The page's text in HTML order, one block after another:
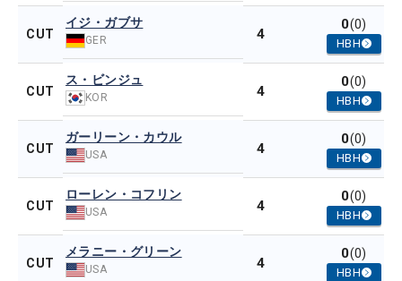
CUT
イジ・ガブサ
GER 4
0(0)
HBH
CUT
ス・ビンジュ
KOR 4
0(0)
HBH
CUT
ガーリーン・カウル
USA 4
0(0)
HBH
CUT
ローレン・コフリン
USA 4
0(0)
HBH
CUT
メラニー・グリーン
USA 4
0(0)
HBH